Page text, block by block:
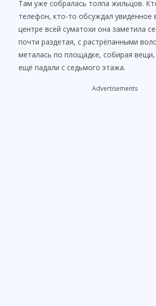
Там уже собралась толпа жильцов.
телефон, кто-то обсуждал увиденное
центре всей суматохи она заметила
почти раздетая, с растрёпанными
металась по площадке, собирая
ещё падали с седьмого этажа.
Advertisements